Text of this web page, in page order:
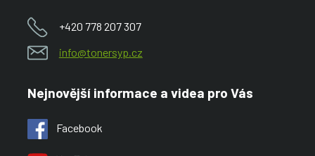
+420 778 207 307
info@tonersyp.cz
Nejnovější informace a videa pro Vás
Facebook